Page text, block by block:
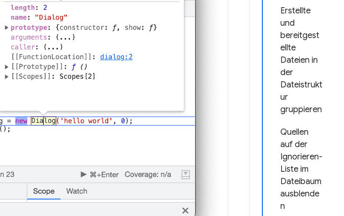
Erstellte
und
bereitgest
ellte
Dateien in
der
Dateistrukt
ur
gruppieren
Quellen
auf der
Ignorieren-
Liste im
Dateibaum
ausblende
n